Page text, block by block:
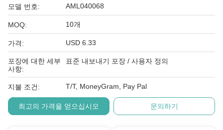
모델 번호: AML040068
MOQ: 10개
가격: USD 6.33
포장에 대한 세부
사항:
표준 내보내기 포장 / 사용자 정의
지불 조건: T/T, MoneyGram, Pay Pal
최고의 가격을 얻으십시오 문의하기